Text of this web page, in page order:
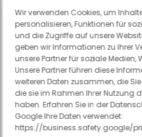
Wir verwenden Cookies, um
personalisieren, Funktionen für
und die Zugriffe auf unsere
geben wir Informationen zu Ihrer
unsere Partner für soziale
Unsere Partner führen diese
weiteren Daten zusammen, die
die sie im Rahmen Ihrer Nutzung
haben. Erfahren Sie in der
Google Ihre Daten verwendet:
https://business.safety.google/
Woche früher
Weniger
Nächte